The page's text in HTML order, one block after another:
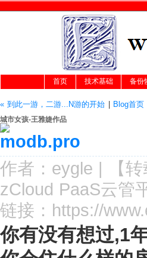
首页 技术基础 备份
« 到此一游，二游...N游的开始 Blog首页
城市女孩-王雅婕作品
作者： eygle | 【
zCloud PaaS云管
链接： https://
你有没有想过,1